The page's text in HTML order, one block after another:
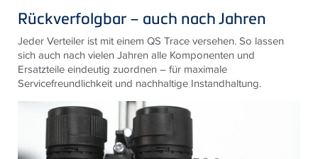
Rückverfolgbar – auch nach Jahren
Jeder Verteiler ist mit einem QS Trace versehen. So lassen
sich auch nach vielen Jahren alle Komponenten und
Ersatzteile eindeutig zuordnen – für maximale
Servicefreundlichkeit und nachhaltige Instandhaltung.